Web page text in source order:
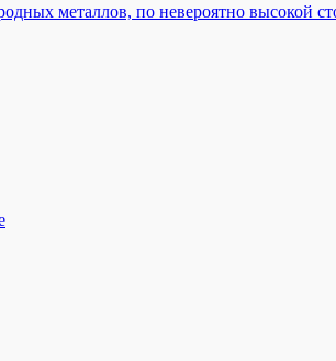
металлов, по невероятно высокой